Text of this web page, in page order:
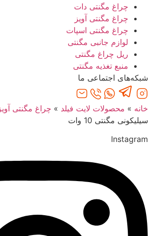
چراغ مگنتی دات
چراغ مگنتی آویز
چراغ مگنتی اسپات
لوازم جانبی مگنتی
ریل چراغ مگنتی
منبع تغذیه مگنتی
شبکه‌های اجتماعی ما
خانه » محصولات لایت فیلد » چراغ مگنتی آویز
سیلیکونی مگنتی 10 وات
Instagram